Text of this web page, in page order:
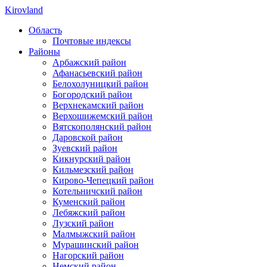
Kirovland
Область
Почтовые индексы
Районы
Арбажский район
Афанасьевский район
Белохолуницкий район
Богородский район
Верхнекамский район
Верхошижемский район
Вятскополянский район
Даровской район
Зуевский район
Кикнурский район
Кильмезский район
Кирово-Чепецкий район
Котельничский район
Куменский район
Лебяжский район
Лузский район
Малмыжский район
Мурашинский район
Нагорский район